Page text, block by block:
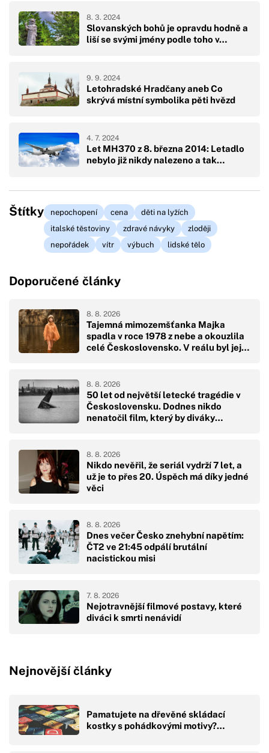
Slovanských bohů je opravdu hodně a
liší se svými jmény podle toho v…
8. 3. 2024
Letohradské Hradčany aneb Co
skrývá místní symbolika pěti hvězd
9. 9. 2024
Let MH370 z 8. března 2014: Letadlo
nebylo již nikdy nalezeno a tak…
4. 7. 2024
Štítky nepochopení cena
děti na lyžích
italské těstoviny
zdravé návyky
zloději
nepořádek
vítr výbuch lidské tělo
Doporučené články
Tajemná mimozemšťanka Majka
spadla v roce 1978 z nebe a okouzlila
celé Československo. V reálu byl její
8. 8. 2026
50 let od největší letecké tragédie v
Československu. Dodnes nikdo
nenatočil film, který by diváky
8. 8. 2026
Nikdo nevěřil, že seriál vydrží 7 let, a
už je to přes 20. Úspěch má díky jedné
věci
8. 8. 2026
Dnes večer Česko znehybní napětím:
ČT2 ve 21:45 odpálí brutální
nacistickou misi
8. 8. 2026
Nejotravnější filmové postavy, které
diváci k smrti nenávidí
7. 8. 2026
Nejnovější články
Pamatujete na dřevěné skládací
kostky s pohádkovými motivy?…